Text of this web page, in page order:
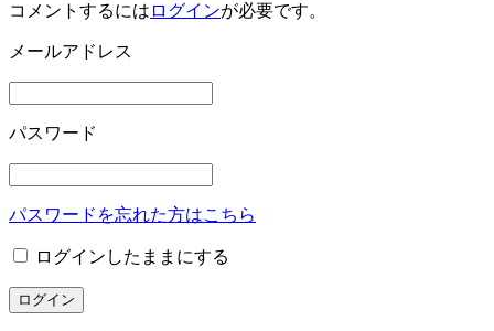
コメントするには ログインが必要です。
メールアドレス
パスワード
パスワードを忘れた方はこちら
ログインしたままにする